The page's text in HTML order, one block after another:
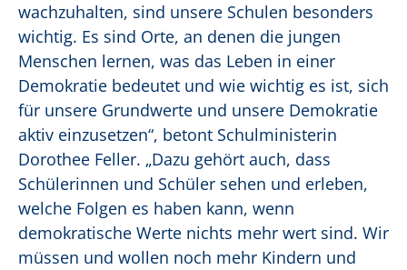
wachzuhalten, sind unsere Schulen besonders
wichtig. Es sind Orte, an denen die jungen
Menschen lernen, was das Leben in einer
Demokratie bedeutet und wie wichtig es ist, sich
für unsere Grundwerte und unsere Demokratie
aktiv einzusetzen“, betont Schulministerin
Dorothee Feller. „Dazu gehört auch, dass
Schülerinnen und Schüler sehen und erleben,
welche Folgen es haben kann, wenn
demokratische Werte nichts mehr wert sind. Wir
müssen und wollen noch mehr Kindern und